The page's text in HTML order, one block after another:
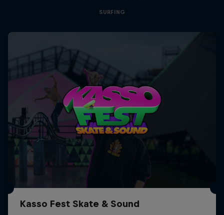
SURFING
Kasso Fest Skate & Sound